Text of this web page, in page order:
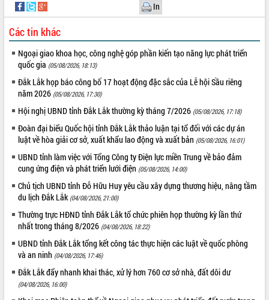
doanh nghiệp nhà nước
Hội nghị triển khai kết nối mạng
truyền số liệu chuyên dùng phục vụ cơ
quan Đảng, Nhà nước
Lễ phát động chuỗi hoạt động chung
tay làm sạch môi trường
Xã Ea Kar bước chuyển mình trong
công tác cải cách hành chính mô hình
mới
UBND tỉnh họp báo định kỳ tháng 4
năm 2026
Hội thảo khoa học “Giải pháp thúc đẩy
phát triển nền kinh tế xanh tại tỉnh
Đắk Lắk”
Tăng cường giám sát, đôn đốc thực
hiện nhiệm vụ quản lý tài sản công
hàng tuần
Tháo gỡ những vướng mắc, đẩy mạnh
công tác cải cách thủ tục hành chính
tại Trung tâm Phục vụ hành chính
công tỉnh
Đắk Lắk: Tôn vinh 46 giải pháp tại Hội
In
Các tin khác
Ngoại giao khoa học, công nghệ góp phần kiến tạo năng lực phát triển
quốc gia (05/08/2026, 18:13)
Đắk Lắk họp báo công bố 17 hoạt động đặc sắc của Lễ hội Sầu riêng
năm 2026 (05/08/2026, 17:30)
Hội nghị UBND tỉnh Đắk Lắk thường kỳ tháng 7/2026 (05/08/2026, 17:18)
Đoàn đại biểu Quốc hội tỉnh Đắk Lắk thảo luận tại tổ đối với các dự án
luật về hòa giải cơ sở, xuất khẩu lao động và xuất bản (05/08/2026, 16:01)
UBND tỉnh làm việc với Tổng Công ty Điện lực miền Trung về bảo đảm
cung ứng điện và phát triển lưới điện (05/08/2026, 14:00)
Chủ tịch UBND tỉnh Đỗ Hữu Huy yêu cầu xây dựng thương hiệu, nâng tầm
du lịch Đắk Lắk (04/08/2026, 21:00)
Thường trực HĐND tỉnh Đắk Lắk tổ chức phiên họp thường kỳ lần thứ
nhất trong tháng 8/2026 (04/08/2026, 18:22)
UBND tỉnh Đắk Lắk tổng kết công tác thực hiện các luật về quốc phòng
và an ninh (04/08/2026, 17:46)
Đắk Lắk đẩy nhanh khai thác, xử lý hơn 760 cơ sở nhà, đất dôi dư
(04/08/2026, 16:00)